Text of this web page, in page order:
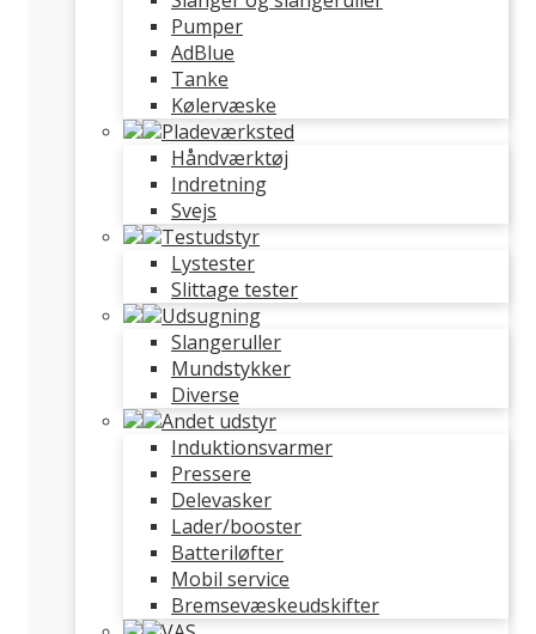
Pumper
AdBlue
Tanke
Kølervæske
Pladeværksted
Håndværktøj
Indretning
Svejs
Testudstyr
Lystester
Slittage tester
Udsugning
Slangeruller
Mundstykker
Diverse
Andet udstyr
Induktionsvarmer
Pressere
Delevasker
Lader/booster
Batteriløfter
Mobil service
Bremsevæskeudskifter